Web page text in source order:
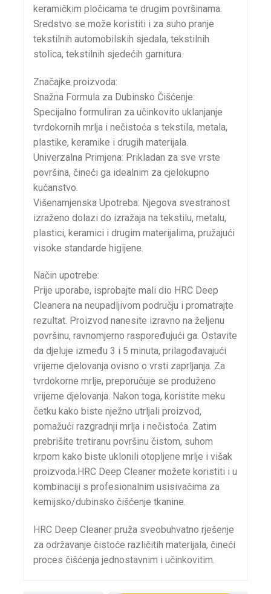
keramičkim pločicama te drugim površinama.
Sredstvo se može koristiti i za suho pranje
tekstilnih automobilskih sjedala, tekstilnih
stolica, tekstilnih sjedećih garnitura.
Značajke proizvoda:
Snažna Formula za Dubinsko Čišćenje:
Specijalno formuliran za učinkovito uklanjanje
tvrdokornih mrlja i nečistoća s tekstila, metala,
plastike, keramike i drugih materijala.
Univerzalna Primjena: Prikladan za sve vrste
površina, čineći ga idealnim za cjelokupno
kućanstvo.
Višenamjenska Upotreba: Njegova svestranost
izraženo dolazi do izražaja na tekstilu, metalu,
plastici, keramici i drugim materijalima, pružajući
visoke standarde higijene.
Način upotrebe:
Prije uporabe, isprobajte mali dio HRC Deep
Cleanera na neupadljivom području i promatrajte
rezultat. Proizvod nanesite izravno na željenu
površinu, ravnomjerno raspoređujući ga. Ostavite
da djeluje između 3 i 5 minuta, prilagođavajući
vrijeme djelovanja ovisno o vrsti zaprljanja. Za
tvrdokorne mrlje, preporučuje se produženo
vrijeme djelovanja. Nakon toga, koristite meku
četku kako biste nježno utrljali proizvod,
pomažući razgradnji mrlja i nečistoća. Zatim
prebrišite tretiranu površinu čistom, suhom
krpom kako biste uklonili otopljene mrlje i višak
proizvoda.HRC Deep Cleaner možete koristiti i u
kombinaciji s profesionalnim usisivačima za
kemijsko/dubinsko čišćenje tkanine.
HRC Deep Cleaner pruža sveobuhvatno rješenje
za održavanje čistoće različitih materijala, čineći
proces čišćenja jednostavnim i učinkovitim.